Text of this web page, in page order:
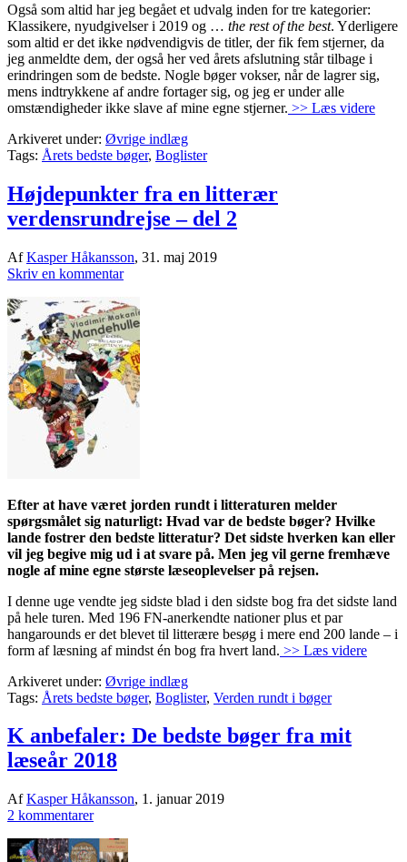
Også som altid har jeg begået et udvalg inden for tre kategorier:
Klassikere, nyudgivelser i 2019 og … the rest of the best. Yderligere
som altid er det ikke nødvendigvis de titler, der fik fem stjerner, da
jeg anmeldte dem, der også her ved årets afslutning står tilbage i
erindringen som de bedste. Nogle bøger vokser, når de lagrer sig,
mens indtrykkene af andre fortager sig, og jeg er under alle
omstændigheder ikke slave af mine egne stjerner. >> Læs videre
Arkiveret under: Øvrige indlæg
Tags: Årets bedste bøger, Boglister
Højdepunkter fra en litterær
verdensrundrejse – del 2
AfKasper Håkansson, 31. maj 2019
Skriv en kommentar
Efter at have været jorden rundt i litteraturen melder
spørgsmålet sig naturligt: Hvad var de bedste bøger? Hvilke
lande fostrer den bedste litteratur? Det sidste hverken kan eller
vil jeg begive mig ud i at svare på. Men jeg vil gerne fremhæve
nogle af mine egne største læseoplevelser på rejsen.
I denne uge vendte jeg sidste blad i den sidste bog fra det sidste land
på hele turen. Med 196 FN-anerkendte nationer plus et par
hangarounds er det blevet til litterære besøg i mere end 200 lande – i
form af læsning af mindst én bog fra hvert land. >> Læs videre
Arkiveret under: Øvrige indlæg
Tags: Årets bedste bøger, Boglister, Verden rundt i bøger
K anbefaler: De bedste bøger fra mit
læseår 2018
AfKasper Håkansson, 1. januar 2019
2 kommentarer